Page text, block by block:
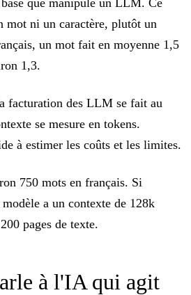
mot ni un caractère, plutôt un
un mot fait en moyenne 1,5
1,3.
facturation des LLM se fait au
se mesure en tokens.
à estimer les coûts et les limites.
750 mots en français. Si
a un contexte de 128k
pages de texte.
à l'IA qui agit